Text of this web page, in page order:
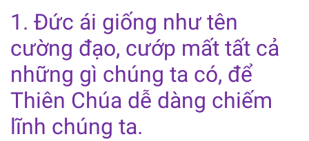
1. Đức ái giống như tên
cường đạo, cướp mất tất cả
những gì chúng ta có, để
Thiên Chúa dễ dàng chiếm
lĩnh chúng ta.